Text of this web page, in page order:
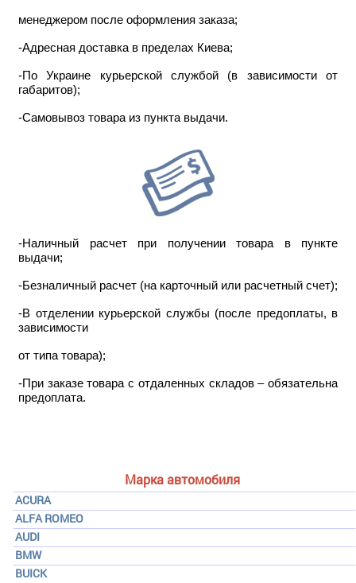
Марка автомобиля
ACURA
ALFA ROMEO
AUDI
BMW
BUICK
менеджером после оформления заказа;
-Адресная доставка в пределах Киева;
-По Украине курьерской службой (в зависимости от
габаритов);
-Самовывоз товара из пункта выдачи.
-Наличный расчет при получении товара в пункте
выдачи;
-Безналичный расчет (на карточный или расчетный счет);
-В отделении курьерской службы (после предоплаты, в
зависимости
от типа товара);
-При заказе товара с отдаленных складов – обязательна
предоплата.